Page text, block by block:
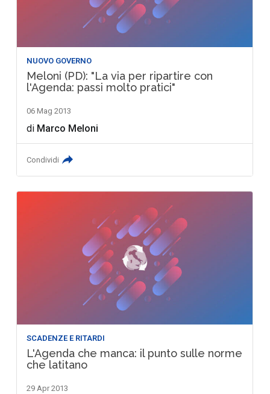
NUOVO GOVERNO
Meloni (PD): "La via per ripartire con
l'Agenda: passi molto pratici"
06 Mag 2013
di Marco Meloni
Condividi
SCADENZE E RITARDI
L'Agenda che manca: il punto sulle norme
che latitano
29 Apr 2013